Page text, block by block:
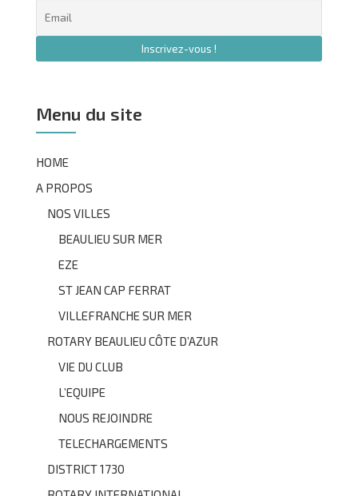
Menu du site
HOME
A PROPOS
NOS VILLES
BEAULIEU SUR MER
EZE
ST JEAN CAP FERRAT
VILLEFRANCHE SUR MER
ROTARY BEAULIEU CÔTE D’AZUR
VIE DU CLUB
L’EQUIPE
NOUS REJOINDRE
TELECHARGEMENTS
DISTRICT 1730